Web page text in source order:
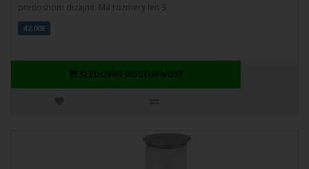
prenosnom dizajne. Má rozmery len 3 ..
42,00€
SLEDOVAŤ DOSTUPNOSŤ